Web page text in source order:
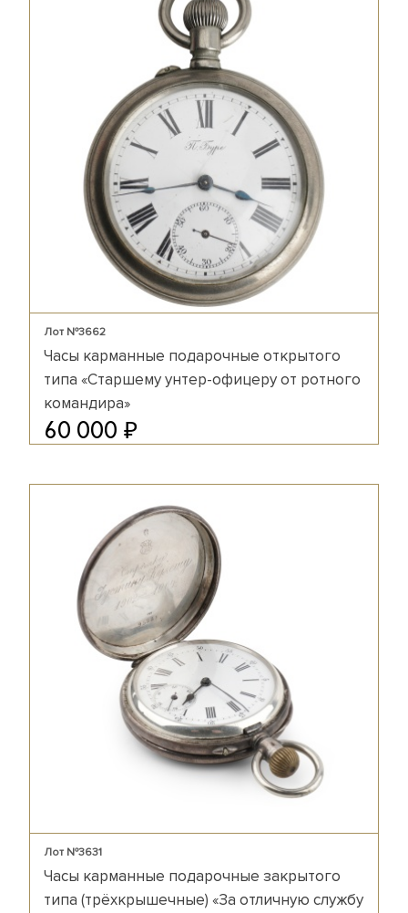
Лот №3662
Часы карманные подарочные открытого
типа «Старшему унтер-офицеру от ротного
командира»
60 000 ₽
Лот №3631
Часы карманные подарочные закрытого
типа (трёхкрышечные) «За отличную службу